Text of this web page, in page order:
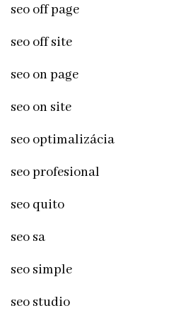
seo off page
seo off site
seo on page
seo on site
seo optimalizácia
seo profesional
seo quito
seo sa
seo simple
seo studio